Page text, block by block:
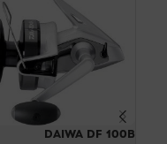
DAIWA DF 100B